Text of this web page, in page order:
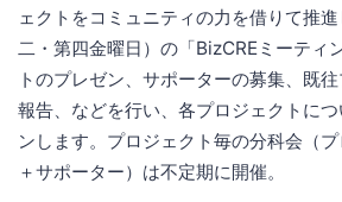
ェクトをコミュニティの力を借りて推
二・第四金曜日）の「BizCREミーティ
トのプレゼン、サポーターの募集、既
報告、などを行い、各プロジェクトに
ンします。プロジェクト毎の分科会（
＋サポーター）は不定期に開催。